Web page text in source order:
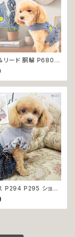
リード 胴輪 P680 P
ス リード 一体型 セ
り防止 お出掛け 散
エア 犬 猫 ペット 服
換不可
P294 P295 ショル
スカートツイード ス
ア バック ピンク パー
ー 犬 猫 ペット 犬服
ドッグウエア 女の